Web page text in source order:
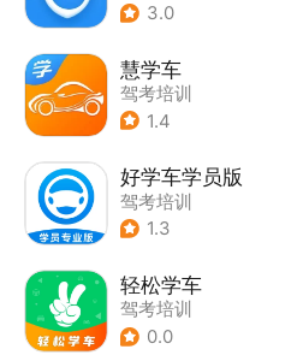
3.0
慧学车
驾考培训
1.4
好学车学员版
驾考培训
1.3
轻松学车
驾考培训
0.0